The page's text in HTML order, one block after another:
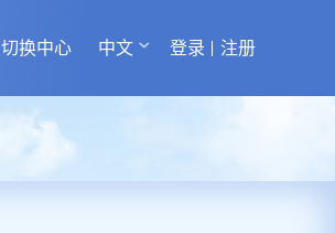
切换中心 中文 登录 注册